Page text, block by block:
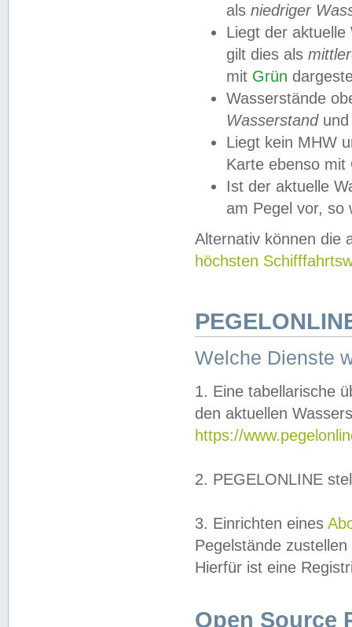
als niedriger
Liegt der
gilt dies als
mit Grün
Wasserstände
Wasserstandund
Liegt kein MHW
Karte ebenso mit
Ist der aktuelle
am Pegel vor,
Alternativ können die
höchsten
Welche Dienste
1. Eine tabellarische
den aktuellen
https://
2. PEGELONLINE
3. Einrichten eines
Pegelstände
Hierfür ist eine
Open Source